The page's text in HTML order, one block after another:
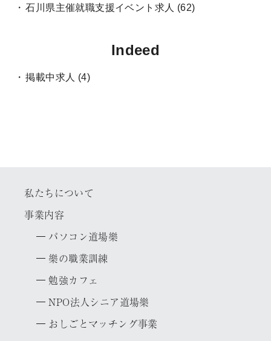
石川県主催就職支援イベント求人 (62)
Indeed
掲載中求人 (4)
私たちについて
事業内容
パソコン道場樂
樂の職業訓練
勉強カフェ
NPO法人シニア道場樂
おしごとマッチング事業